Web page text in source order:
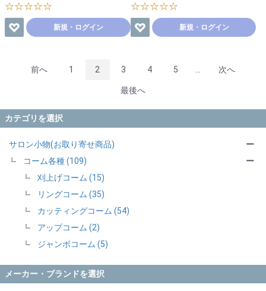
カテゴリを選択
サロン小物(お取り寄せ商品)
コーム各種 (109)
刈上げコーム (15)
リングコーム (35)
カッティングコーム (54)
アップコーム (2)
ジャンボコーム (5)
ー
ー
メーカー・ブランドを選択
☆☆☆☆☆
新規・ログイン
☆☆☆☆☆
新規・ログイン
前へ 1 2 3 4 5 次へ
最後へ